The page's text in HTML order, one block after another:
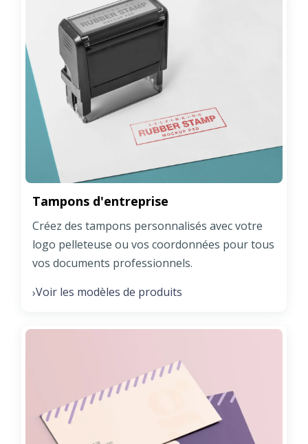
Tampons d'entreprise
Créez des tampons personnalisés avec votre
logo pelleteuse ou vos coordonnées pour tous
vos documents professionnels.
›Voir les modèles de produits